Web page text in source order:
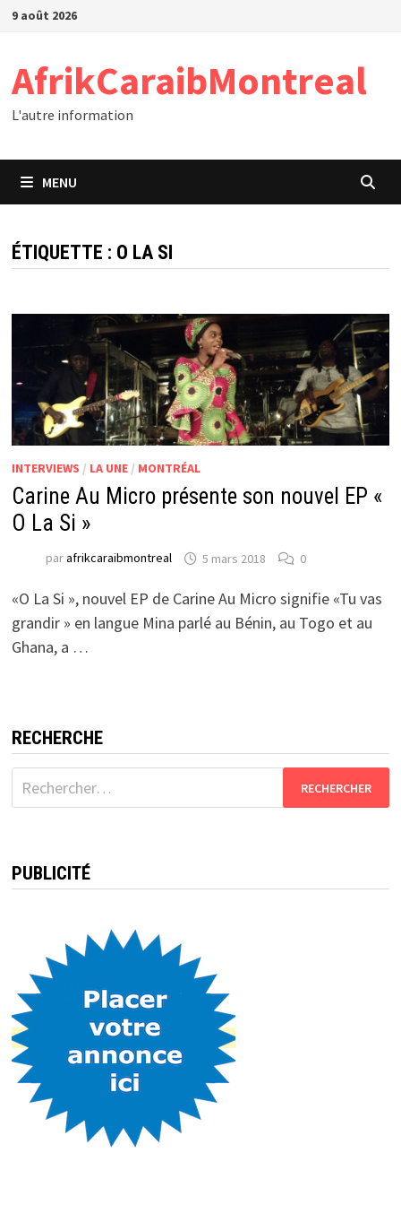
Passer
9 août 2026
AfrikCaraibMontreal
L'autre information
MENU
ÉTIQUETTE : O LA SI
INTERVIEWS / LA UNE/ MONTRÉAL
Carine Au Micro présente son nouvel EP «
O La Si »
parafrikcaraibmontreal 5 mars 2018 0
«O La Si », nouvel EP de Carine Au Micro signifie «Tu vas
grandir » en langue Mina parlé au Bénin, au Togo et au
Ghana, a …
RECHERCHE
Rechercher :
PUBLICITÉ